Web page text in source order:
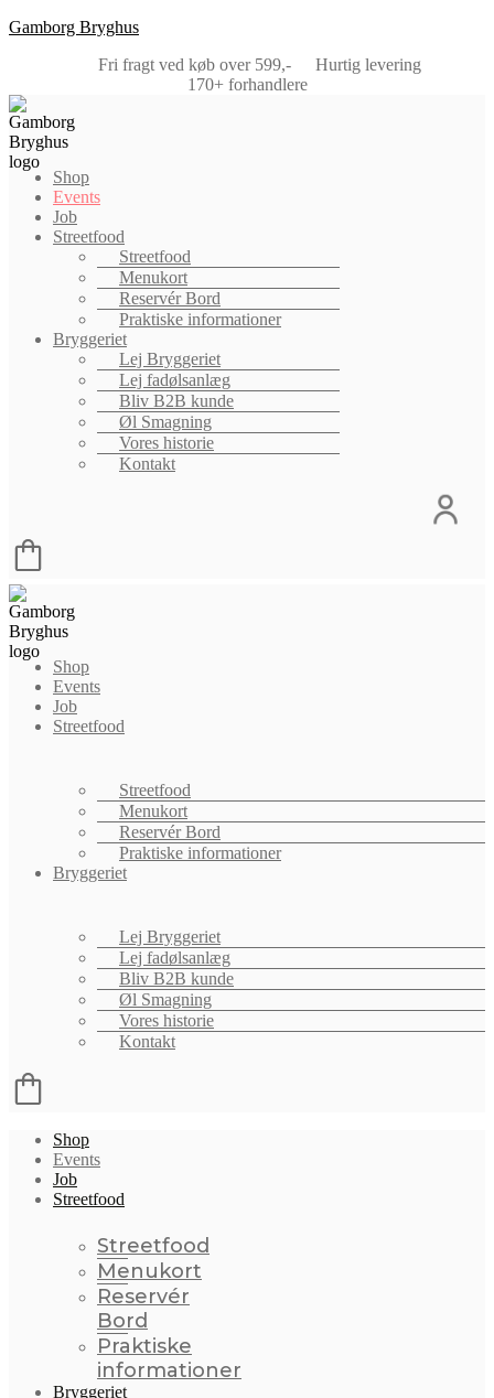
Gamborg Bryghus
Fri fragt ved køb over 599,-
Hurtig levering
170+ forhandlere
Menu
Shop
Events
Job
Streetfood
Streetfood
Menukort
Reservér Bord
Praktiske informationer
Bryggeriet
Lej Bryggeriet
Lej fadølsanlæg
Bliv B2B kunde
Øl Smagning
Vores historie
Kontakt
Menu
Shop
Events
Job
Streetfood
Streetfood
Menukort
Reservér Bord
Praktiske informationer
Bryggeriet
Lej Bryggeriet
Lej fadølsanlæg
Bliv B2B kunde
Øl Smagning
Vores historie
Kontakt
Menu
Shop
Events
Job
Streetfood
Streetfood
Menukort
Reservér
Bord
Praktiske
informationer
Bryggeriet